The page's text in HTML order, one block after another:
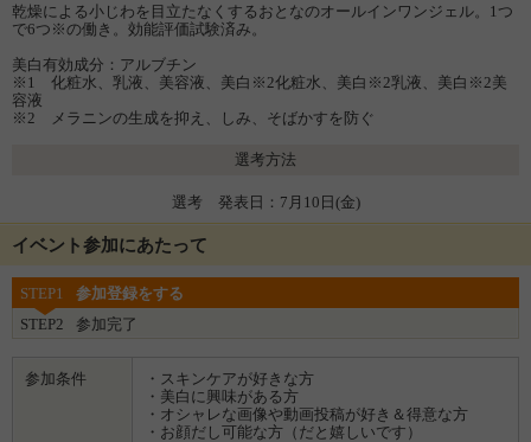
乾燥による小じわを目立たなくするおとなのオールインワンジェル。1つ
で6つ※の働き。効能評価試験済み。
美白有効成分：アルブチン
※1 化粧水、乳液、美容液、美白※2化粧水、美白※2乳液、美白※2美
容液
※2 メラニンの生成を抑え、しみ、そばかすを防ぐ
選考方法
選考 発表日：7月10日(金)
イベント参加にあたって
STEP1
参加登録をする
STEP2
参加完了
参加条件
・スキンケアが好きな方
・美白に興味がある方
・オシャレな画像や動画投稿が好き＆得意な方
・お顔だし可能な方（だと嬉しいです）